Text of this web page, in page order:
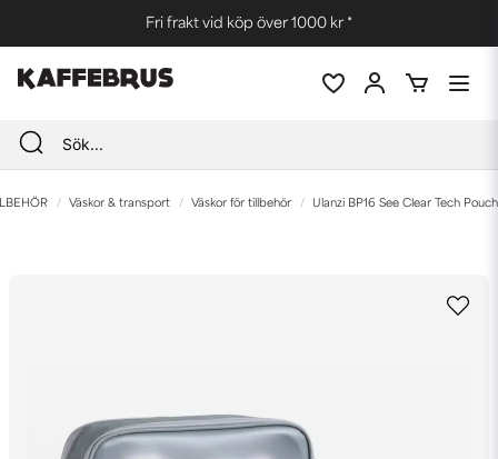
Fri frakt vid köp över 1000 kr *
Väskor & transport Väskor för tillbehör Ulanzi BP16 See Clear Tech